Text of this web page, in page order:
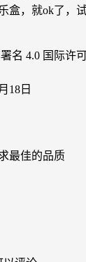
盒，就ok了，
名 4.0 国际许
18日
最佳的品质